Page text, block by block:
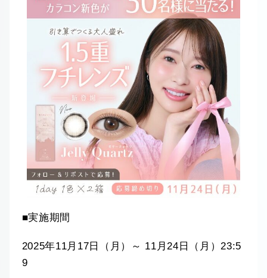
■実施期間
2025年11月17日（月）～ 11月24日（月）23:5
9